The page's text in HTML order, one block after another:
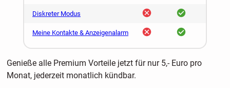
Diskreter Modus nein ja
Meine Kontakte & Anzeigenalarm nein ja
Genieße alle Premium Vorteile jetzt für nur 5,- Euro pro
Monat, jederzeit monatlich kündbar.